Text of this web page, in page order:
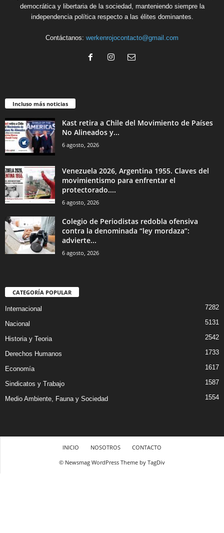
democrática y libertaria de la sociedad, manteniendo siempre la
independencia política respecto a las élites dominantes.
Contáctanos: werkenrojocontacto@gmail.com
Incluso más noticias
Kast retira a Chile del Movimiento de Países
No Alineados y...
6 agosto, 2026
Venezuela 2026, Argentina 1955. Claves del
movimientismo para enfrentar el
protectorado....
6 agosto, 2026
Colegio de Periodistas redobla ofensiva
contra la denominada “ley mordaza”:
advierte...
6 agosto, 2026
CATEGORÍA POPULAR
Internacional 7282
Nacional 5131
Historia y Teoria 2542
Derechos Humanos 1733
Economía 1617
Sindicatos y Trabajo 1587
Medio Ambiente, Fauna y Sociedad 1554
INICIO NOSOTROS
CONTACTO
© Newsmag WordPress Theme by TagDiv